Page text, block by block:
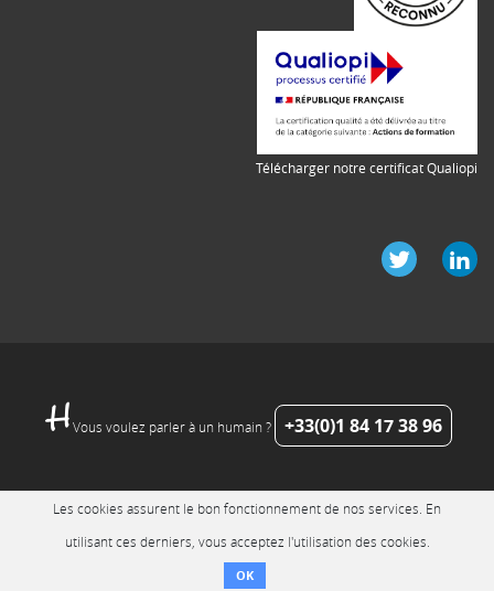
Télécharger notre certificat Qualiopi
Vous voulez parler à un humain ? +33(0)1 84 17 38 96
Les cookies assurent le bon fonctionnement de nos services. En
utilisant ces derniers, vous acceptez l'utilisation des cookies.
OK